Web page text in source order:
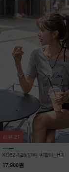
KO52-T-26/테린 반팔티_HR
17,900원
리뷰 21